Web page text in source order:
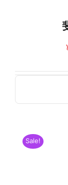
Sale!